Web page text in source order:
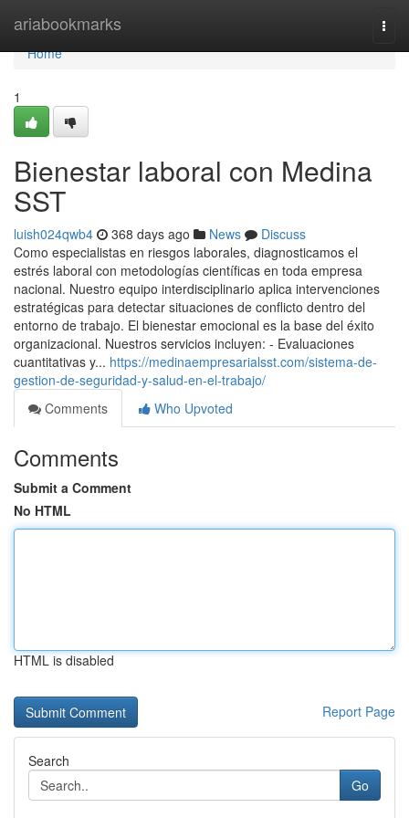
ariabookmarks
Home
Home
1
Bienestar laboral con Medina
SST
luish024qwb4 368 days ago News
Discuss
Como especialistas en riesgos laborales, diagnosticamos el
estrés laboral con metodologías científicas en toda empresa
nacional. Nuestro equipo interdisciplinario aplica intervenciones
estratégicas para detectar situaciones de conflicto dentro del
entorno de trabajo. El bienestar emocional es la base del éxito
organizacional. Nuestros servicios incluyen: - Evaluaciones
cuantitativas y... https://medinaempresarialsst.com/sistema-de-
gestion-de-seguridad-y-salud-en-el-trabajo/
Comments
Who Upvoted
Comments
Submit a Comment
No HTML
HTML is disabled
Report Page
Search
Go